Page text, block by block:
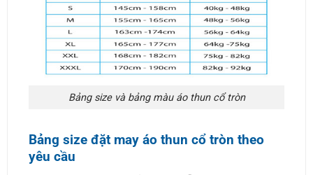
Bảng size và bảng màu áo thun cổ tròn
Bảng size đặt may áo thun cổ tròn theo
yêu cầu